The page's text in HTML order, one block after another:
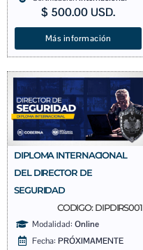
$ 500.00 USD.
Más información
DIPLOMA INTERNACIONAL
DEL DIRECTOR DE
SEGURIDAD
CODIGO: DIPDIRS001
Modalidad: Online
Fecha: PRÓXIMAMENTE